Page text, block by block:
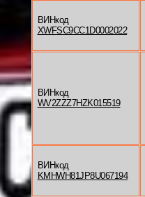
ВИНкод
XWFSC9CC1D0002022
ВИНкод
WV2ZZZ7HZK015519
ВИНкод
KMHWH81JP8U067194